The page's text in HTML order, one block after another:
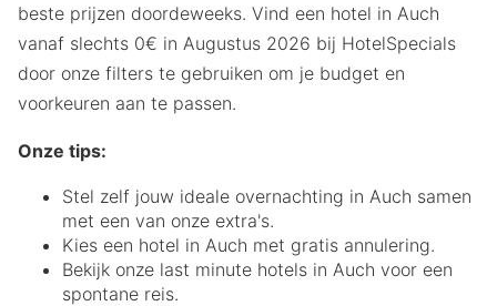
beste prijzen doordeweeks. Vind een hotel in Auch
vanaf slechts 0€ in Augustus 2026 bij HotelSpecials
door onze filters te gebruiken om je budget en
voorkeuren aan te passen.
Onze tips:
Stel zelf jouw ideale overnachting in Auch samen
met een van onze extra's.
Kies een hotel in Auch met gratis annulering.
Bekijk onze last minute hotels in Auch voor een
spontane reis.